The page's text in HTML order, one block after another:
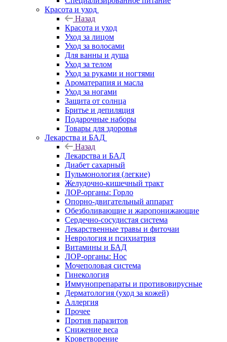
Красота и уход
Назад
Красота и уход
Уход за лицом
Уход за волосами
Для ванны и душа
Уход за телом
Уход за руками и ногтями
Ароматерапия и масла
Уход за ногами
Защита от солнца
Бритье и депиляция
Подарочные наборы
Товары для здоровья
Лекарства и БАД
Назад
Лекарства и БАД
Диабет сахарный
Пульмонология (легкие)
Желудочно-кишечный тракт
ЛОР-органы: Горло
Опорно-двигательный аппарат
Обезболивающие и жаропонижающие
Сердечно-сосудистая система
Лекарственные травы и фиточаи
Неврология и психиатрия
Витамины и БАД
ЛОР-органы: Нос
Мочеполовая система
Гинекология
Иммунопрепараты и противовирусные
Дерматология (уход за кожей)
Аллергия
Прочее
Против паразитов
Снижение веса
Кроветворение